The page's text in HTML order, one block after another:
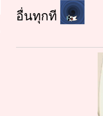
อื่นทุกที